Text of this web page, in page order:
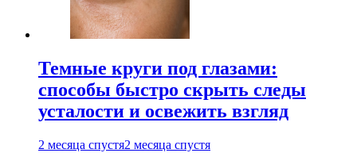
Темные круги под глазами:
способы быстро скрыть следы
усталости и освежить взгляд
2 месяца спустя2 месяца спустя